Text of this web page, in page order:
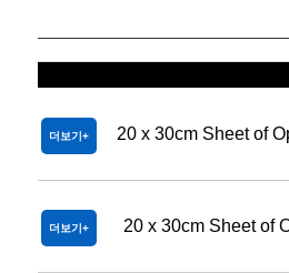
더보기 20 x 30cm Sheet of
더보기 20 x 30cm Sheet of